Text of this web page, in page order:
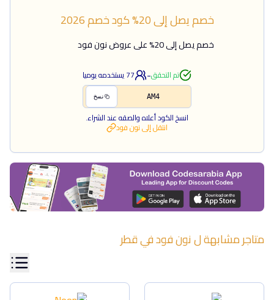
خصم يصل إلى 20% كود خصم2026
خصم يصل إلى 20% على عروض نون فود
تم التحقق-
77يستخدمه يوميا
AM4 نسخ
انسخ الكود أعلاه والصقه عند الشراء.
انتقل إلىنون فود
متاجر مشابهة لنون فودفيقطر